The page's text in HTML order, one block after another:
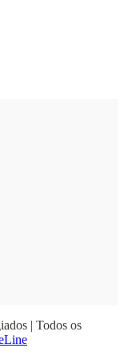
| Todos os